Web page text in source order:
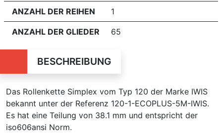
ANZAHL DER REIHEN 1
ANZAHL DER GLIEDER 65
BESCHREIBUNG
Das Rollenkette Simplex vom Typ 120 der Marke IWIS
bekannt unter der Referenz 120-1-ECOPLUS-5M-IWIS.
Es hat eine Teilung von 38.1 mm und entspricht der
iso606ansi Norm.